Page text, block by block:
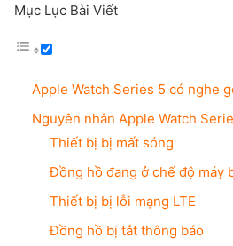
Mục Lục Bài Viết
Apple Watch Series 5 có nghe
Nguyên nhân Apple Watch
Thiết bị bị mất sóng
Đồng hồ đang ở chế độ máy
Thiết bị bị lỗi mạng LTE
Đồng hồ bị tắt thông báo